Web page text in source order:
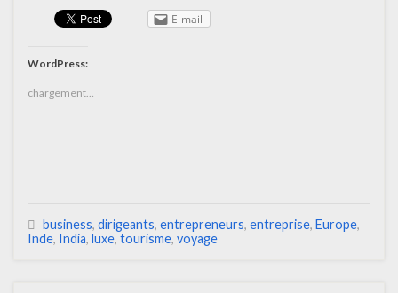
E-mail
WordPress:
chargement…
business, dirigeants, entrepreneurs, entreprise, Europe,
Inde, India, luxe, tourisme, voyage